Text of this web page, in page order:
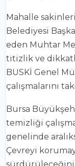
Mahalle
Belediyesi
eden Muhtar
titizlik ve
BUSKİ Genel
çalışmalarını
Bursa
temizliği
genelinde
Çevreyi